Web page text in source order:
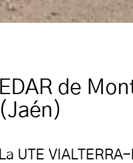
EDAR de
(Jaén)
La UTE